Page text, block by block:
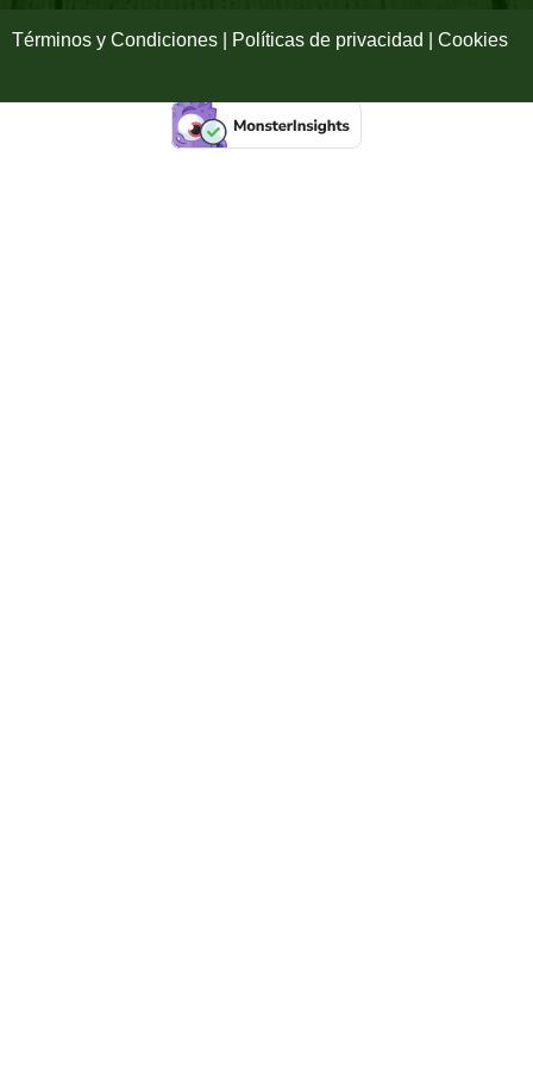
Términos y Condiciones | Políticas de privacidad | Cookies